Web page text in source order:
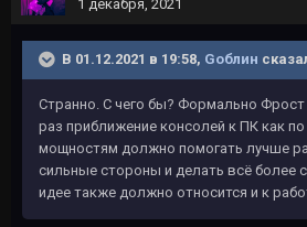
1 декабря, 2021
В 01.12.2021 в 19:58, Gоблин
Странно. С чего бы? Формально Фрост
раз приближение консолей к ПК как по
мощностям должно помогать лучше
сильные стороны и делать всё более
идее также должно относится и к